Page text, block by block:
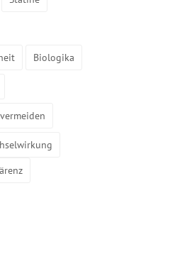
Biologika